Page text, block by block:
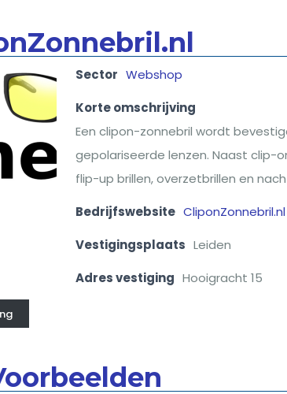
Sector Webshop
Korte omschrijving
Een clipon-zonnebril wordt
gepolariseerde lenzen. Naast clip-
flip-up brillen, overzetbrillen en
Bedrijfswebsite CliponZonnebril.nl
Vestigingsplaats Leiden
Adres vestiging Hooigracht 15